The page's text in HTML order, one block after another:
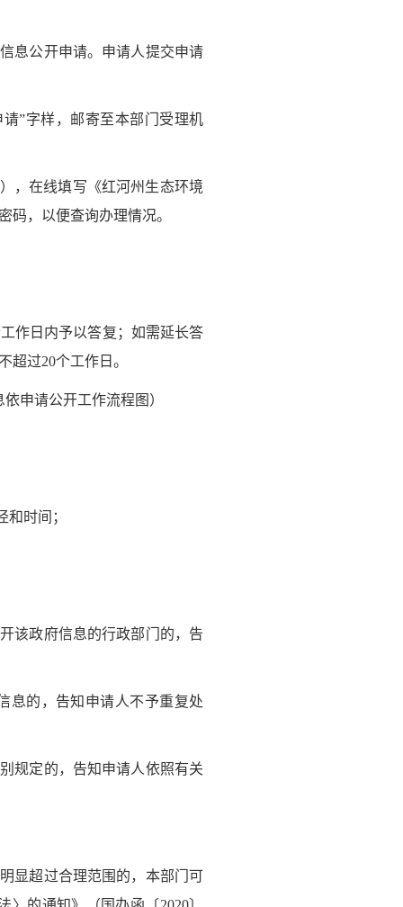
息公开申请。申请人提交申请
”字样，邮寄至本部门受理机
），在线填写《红河州生态环境
码，以便查询办理情况。
作日内予以答复；如需延长答
过20个工作日。
申请公开工作流程图）
时间；
该政府信息的行政部门的，告
的，告知申请人不予重复处
规定的，告知申请人依照有关
显超过合理范围的，本部门可